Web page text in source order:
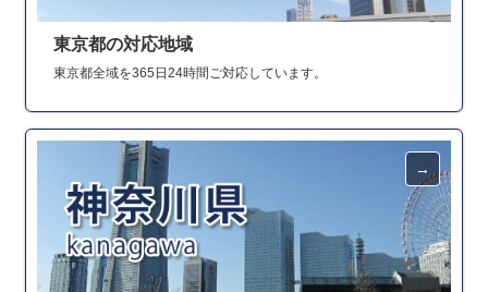
東京都の対応地域
東京都全域を365日24時間ご対応しています。